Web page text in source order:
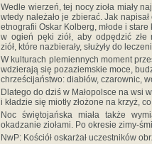
Wedle wierzeń, tej nocy zioła miały
wtedy należało je zbierać. Jak
etnografii Oskar Kolberg, młode i stare
w ogień pęki ziół, aby odpędzić złe
ziół, które nazbierały, służyły do
W kulturach plemiennych moment
wdzierają się pozaziemskie moce,
chrześcijaństwo: diabłów, czarownic,
Dlatego do dziś w Małopolsce na wsi
i kładzie się miotły złożone na krzyż,
Noc świętojańska miała także
okadzanie ziołami. Po okresie zimy-
NwP: Kościół oskarżał uczestników